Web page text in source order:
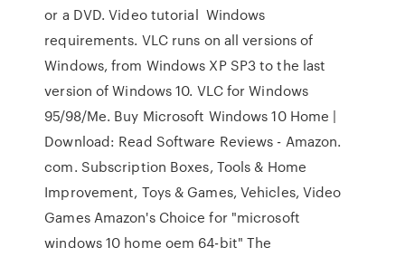
or a DVD. Video tutorial Windows
requirements. VLC runs on all versions of
Windows, from Windows XP SP3 to the last
version of Windows 10. VLC for Windows
95/98/Me. Buy Microsoft Windows 10 Home |
Download: Read Software Reviews - Amazon.
com. Subscription Boxes, Tools & Home
Improvement, Toys & Games, Vehicles, Video
Games Amazon's Choice for "microsoft
windows 10 home oem 64-bit" The